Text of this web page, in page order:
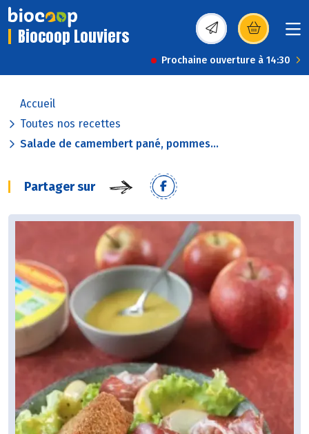
Biocoop Louviers (s’ouvre dans une
Prochaine ouverture à 14:30
Accueil
Toutes nos recettes
Salade de camembert pané, pommes...
Partager sur